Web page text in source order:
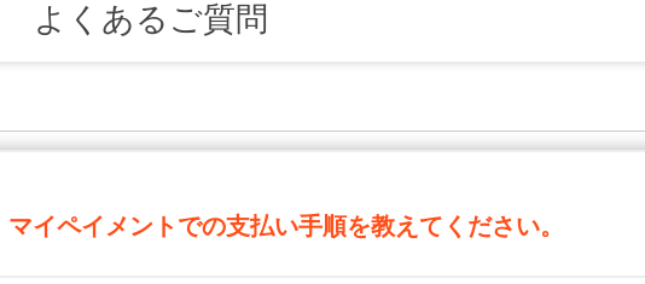
よくあるご質問
マイペイメントでの支払い手順を教えてください。